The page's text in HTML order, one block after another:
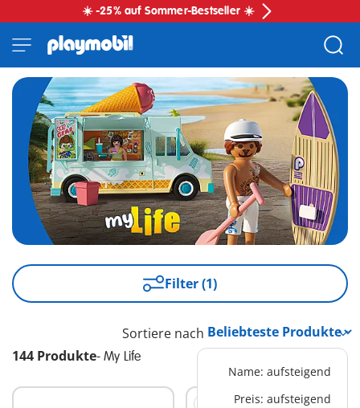
☀️ -25% auf Sommer-Bestseller ☀️
Filter (1)
144 Produkte- My Life
Sortiere nach
Name: aufsteigend
Preis: aufsteigend